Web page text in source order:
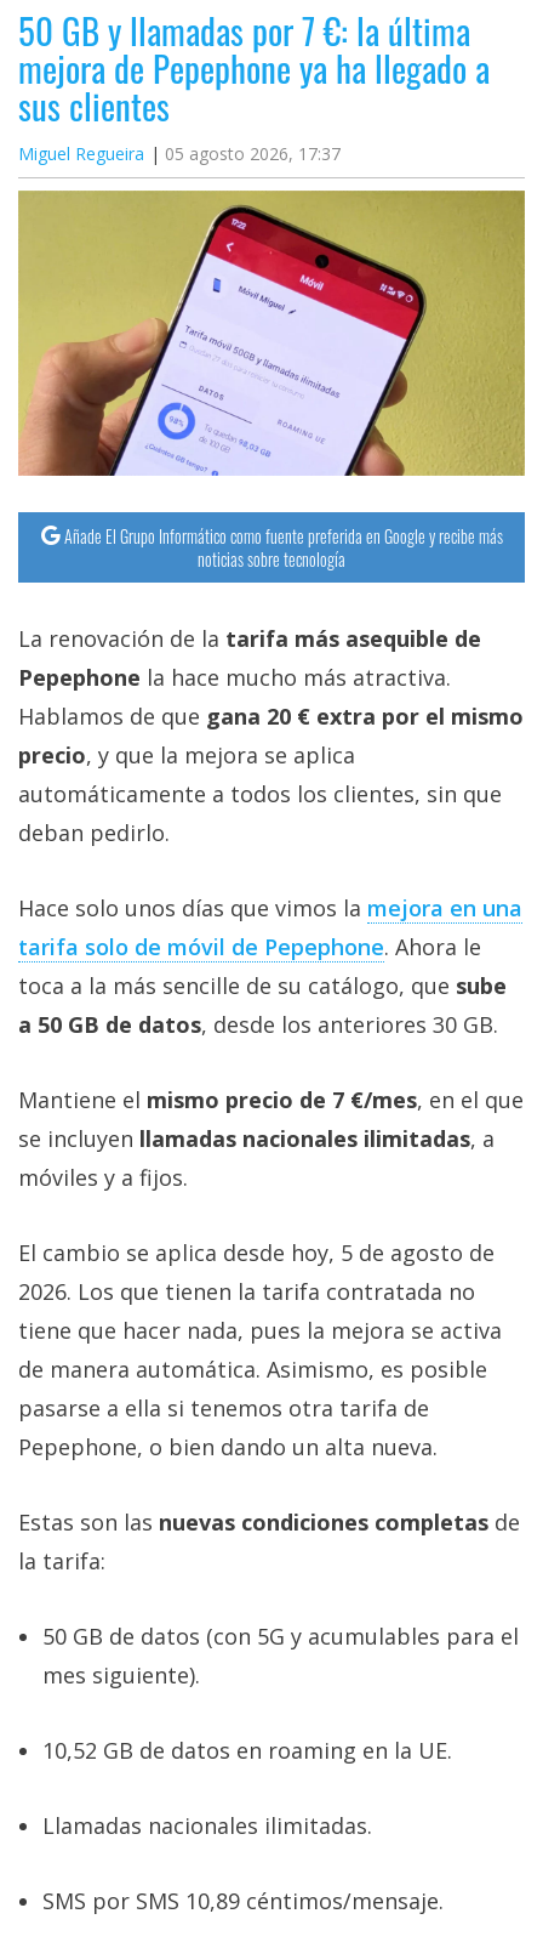
50 GB y llamadas por 7 €: la última
mejora de Pepephone ya ha llegado a
sus clientes
Miguel Regueira 05 agosto 2026, 17:37
Añade El Grupo Informático como fuente preferida en Google y recibe más
noticias sobre tecnología
La renovación de la tarifa más asequible de
Pepephone la hace mucho más atractiva.
Hablamos de que gana 20 € extra por el mismo
precio, y que la mejora se aplica
automáticamente a todos los clientes, sin que
deban pedirlo.
Hace solo unos días que vimos la mejora en una
tarifa solo de móvil de Pepephone‎. Ahora le
toca a la más sencille de su catálogo, que sube
a 50 GB de datos, desde los anteriores 30 GB.
Mantiene el mismo precio de 7 €/mes, en el que
se incluyen llamadas nacionales ilimitadas, a
móviles y a fijos.
El cambio se aplica desde hoy, 5 de agosto de
2026. Los que tienen la tarifa contratada no
tiene que hacer nada, pues la mejora se activa
de manera automática. Asimismo, es posible
pasarse a ella si tenemos otra tarifa de
Pepephone, o bien dando un alta nueva.
Estas son las nuevas condiciones completas de
la tarifa:
50 GB de datos (con 5G y acumulables para el
mes siguiente).
10,52 GB de datos en roaming en la UE.
Llamadas nacionales ilimitadas.
SMS por SMS 10,89 céntimos/mensaje.